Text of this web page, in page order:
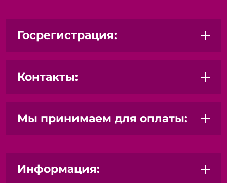
Госрегистрация:
Контакты:
Мы принимаем для оплаты:
Информация: